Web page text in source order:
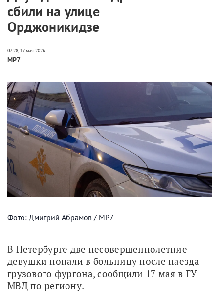
сбили на улице
Орджоникидзе
МР7
Фото: Дмитрий Абрамов / МР7
В Петербурге две несовершеннолетние
девушки попали в больницу после наезда
грузового фургона, сообщили 17 мая в ГУ
МВД по региону.